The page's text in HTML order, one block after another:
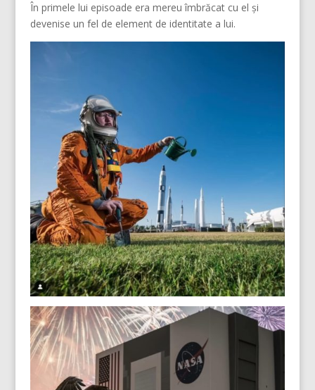
În primele lui episoade era mereu îmbrăcat cu el și
devenise un fel de element de identitate a lui.